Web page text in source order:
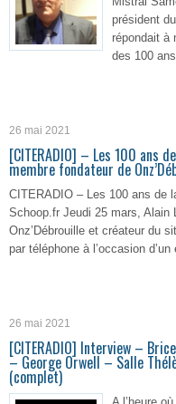
président
répondait à
des 100
26 mai 2021
[CITERADIO] – Les 100 ans
membre fondateur de
CITERADIO – Les 100 ans de
Schoop.fr Jeudi 25 mars, Alain
Onz’Débrouille et créateur du
par téléphone à l’occasion
26 mai 2021
[CITERADIO] Interview –
– George Orwell – Salle
(complet)